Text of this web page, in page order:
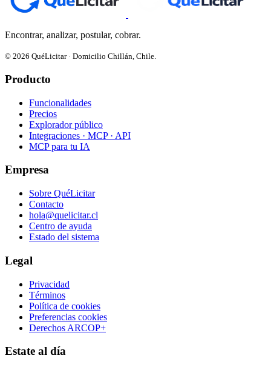
Encontrar, analizar, postular, cobrar.
© 2026 QuéLicitar · Domicilio Chillán, Chile.
Producto
Funcionalidades
Precios
Explorador público
Integraciones · MCP · API
MCP para tu IA
Empresa
Sobre QuéLicitar
Contacto
hola@quelicitar.cl
Centro de ayuda
Estado del sistema
Legal
Privacidad
Términos
Política de cookies
Preferencias cookies
Derechos ARCOP+
Estate al día